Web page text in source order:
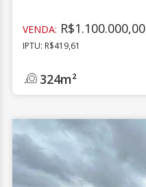
VENDA: R$1.100.000,00
IPTU: R$419,61
324m²